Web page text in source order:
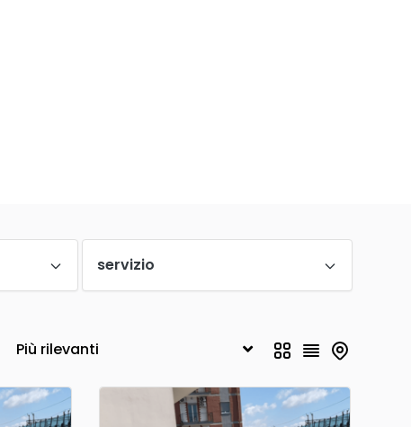
servizio